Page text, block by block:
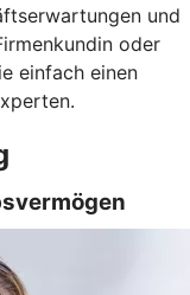
und
oder
einfach einen